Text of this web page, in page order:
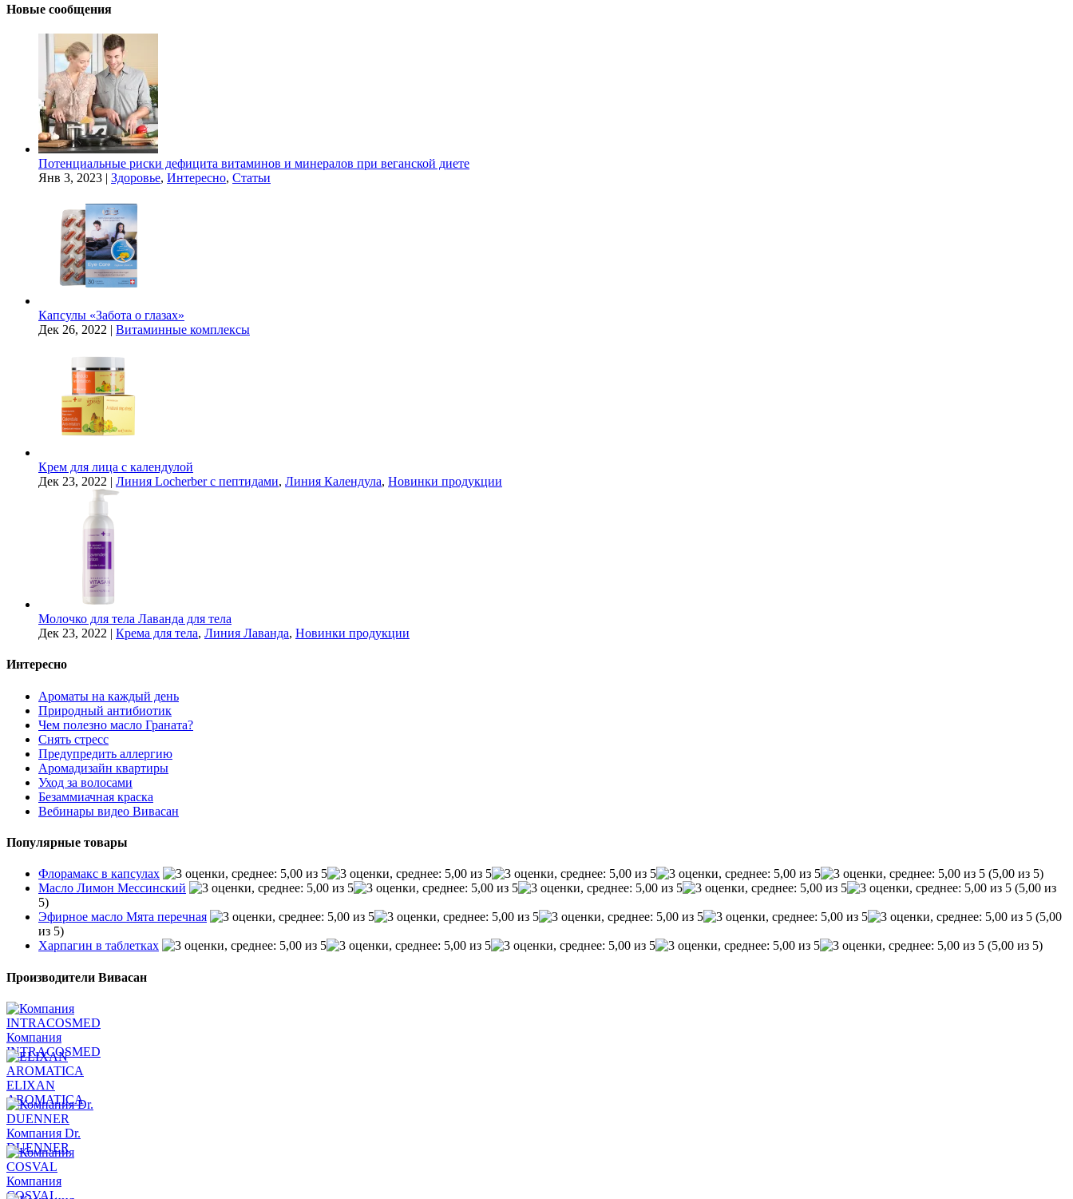
Новые сообщения
Потенциальные риски дефицита витаминов и минералов при веганской диете
Янв 3, 2023 | Здоровье, Интересно, Статьи
Капсулы «Забота о глазах»
Дек 26, 2022 | Витаминные комплексы
Крем для лица с календулой
Дек 23, 2022 | Линия Locherber с пептидами, Линия Календула, Новинки продукции
Молочко для тела Лаванда для тела
Дек 23, 2022 | Крема для тела, Линия Лаванда, Новинки продукции
Интересно
Ароматы на каждый день
Природный антибиотик
Чем полезно масло Граната?
Снять стресс
Предупредить аллергию
Аромадизайн квартиры
Уход за волосами
Безаммиачная краска
Вебинары видео Вивасан
Популярные товары
Флорамакс в капсулах
(5,00 из 5)
Масло Лимон Мессинский
(5,00 из
5)
Эфирное масло Мята перечная
(5,00
из 5)
Харпагин в таблетках
(5,00 из 5)
Производители Вивасан
Компания
INTRACOSMED
ELIXAN
AROMATICA
Компания Dr.
DUENNER
Компания
COSVAL